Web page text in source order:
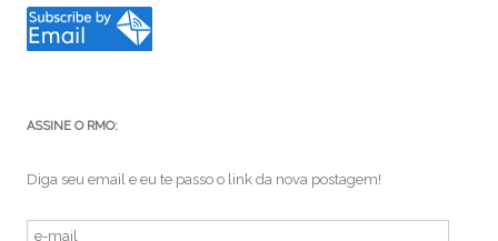
ASSINE O RMO:
Diga seu email e eu te passo o link da nova postagem!
e-